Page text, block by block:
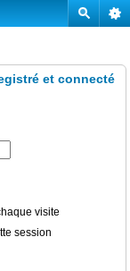
et connecté
visite
session